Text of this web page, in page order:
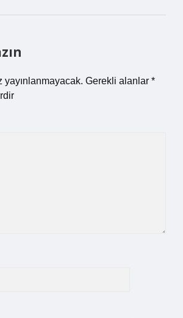
yayınlanmayacak. Gerekli alanlar *